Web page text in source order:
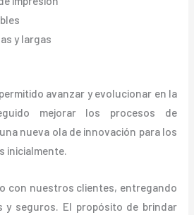
y largas
avanzar y evolucionar en la
mejorar los procesos de
nueva ola de innovación para los
inicialmente.
con nuestros clientes, entregando
y seguros. El propósito de brindar